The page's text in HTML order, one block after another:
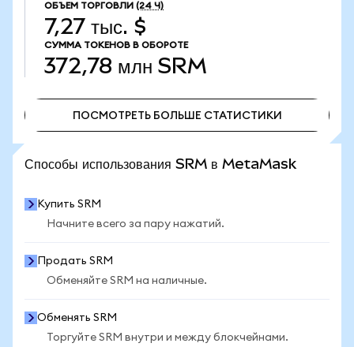
ОБЪЕМ ТОРГОВЛИ (24 Ч)
7,27 тыс. $
СУММА ТОКЕНОВ В ОБОРОТЕ
372,78 млн SRM
ПОСМОТРЕТЬ БОЛЬШЕ СТАТИСТИКИ
Способы использования SRM в MetaMask
Купить SRM
Начните всего за пару нажатий.
Продать SRM
Обменяйте SRM на наличные.
Обменять SRM
Торгуйте SRM внутри и между блокчейнами.